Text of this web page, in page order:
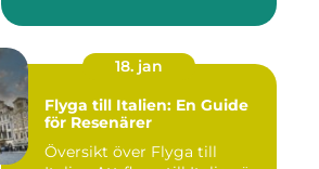
18. jan
Flyga till Italien: En Guide
för Resenärer
Översikt över Flyga till